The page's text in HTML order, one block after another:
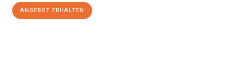
ANGEBOT ERHALTEN